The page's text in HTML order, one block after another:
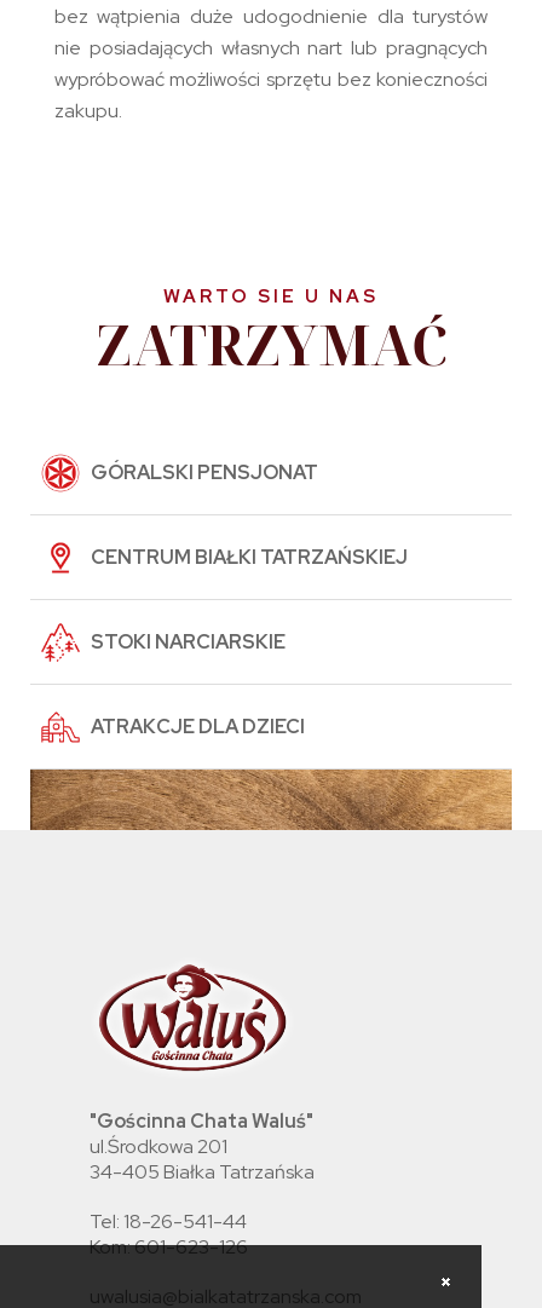
bez wątpienia duże udogodnienie dla turystów
nie posiadających własnych nart lub pragnących
wypróbować możliwości sprzętu bez konieczności
zakupu.
WARTO SIE U NAS
ZATRZYMAĆ
GÓRALSKI PENSJONAT
CENTRUM BIAŁKI TATRZAŃSKIEJ
STOKI NARCIARSKIE
ATRAKCJE DLA DZIECI
"Gościnna Chata Waluś"
ul.Środkowa 201
34-405 Białka Tatrzańska
Tel: 18-26-541-44
Kom: 601-623-126
uwalusia@bialkatatrzanska.com